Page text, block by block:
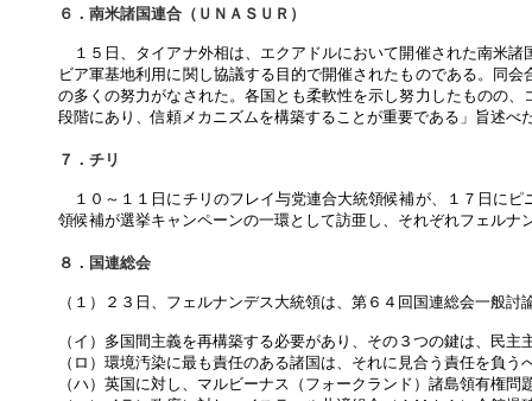
６．南米諸国連合（ＵＮＡＳＵＲ）
１５日、タイアナ外相は、エクアドルにおいて開催された南米
ビア軍基地利用に関し協議する目的で開催されたものである。同
の多くの努力がなされた。各国とも柔軟性を示し努力したものの
段階にあり、信頼メカニズムを構築することが重要である」旨述べ
７．チリ
１０～１１日にチリのフレイ与党連合大統領候補が、１７日に
領候補が選挙キャンペーンの一環として訪亜し、それぞれフェルナ
８．国連総会
（１）２３日、フェルナンデス大統領は、第６４回国連総会一般
（イ）多国間主義を再構築する必要があり、その３つの鍵は、民
（ロ）環境汚染に最も責任のある諸国は、それに見合う責任を負
（ハ）英国に対し、マルビーナス（フォークランド）諸島領有権